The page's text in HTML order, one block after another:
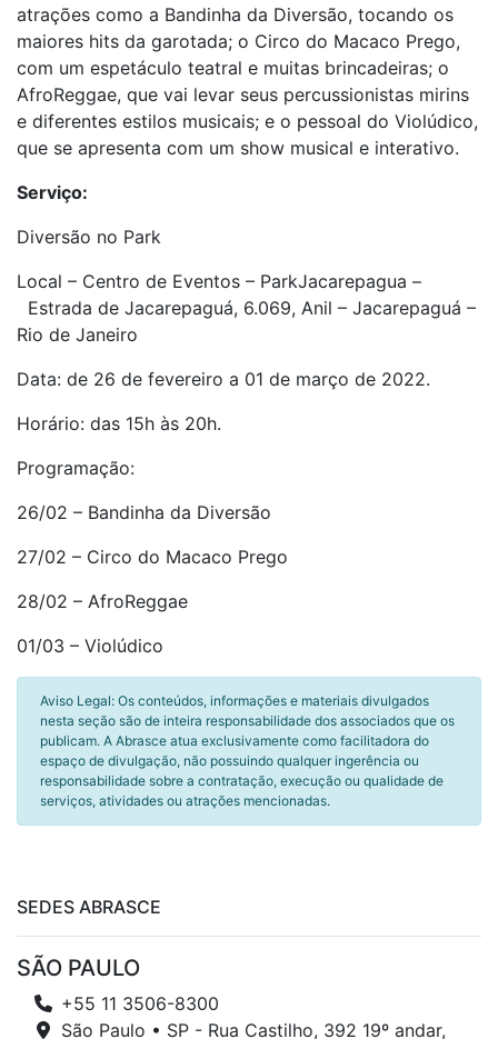
atrações como a Bandinha da Diversão, tocando os
maiores hits da garotada; o Circo do Macaco Prego,
com um espetáculo teatral e muitas brincadeiras; o
AfroReggae, que vai levar seus percussionistas mirins
e diferentes estilos musicais; e o pessoal do Violúdico,
que se apresenta com um show musical e interativo.
Serviço:
Diversão no Park
Local – Centro de Eventos – ParkJacarepagua –
Estrada de Jacarepaguá, 6.069, Anil – Jacarepaguá –
Rio de Janeiro
Data: de 26 de fevereiro a 01 de março de 2022.
Horário: das 15h às 20h.
Programação:
26/02 – Bandinha da Diversão
27/02 – Circo do Macaco Prego
28/02 – AfroReggae
01/03 – Violúdico
Aviso Legal: Os conteúdos, informações e materiais divulgados
nesta seção são de inteira responsabilidade dos associados que os
publicam. A Abrasce atua exclusivamente como facilitadora do
espaço de divulgação, não possuindo qualquer ingerência ou
responsabilidade sobre a contratação, execução ou qualidade de
serviços, atividades ou atrações mencionadas.
SEDES ABRASCE
SÃO PAULO
+55 11 3506-8300
São Paulo • SP - Rua Castilho, 392 19º andar,